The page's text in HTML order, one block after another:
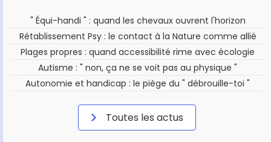
" Équi-handi " : quand les chevaux ouvrent l'horizon
Rétablissement Psy : le contact à la Nature comme allié
Plages propres : quand accessibilité rime avec écologie
Autisme : " non, ça ne se voit pas au physique "
Autonomie et handicap : le piège du " débrouille-toi "
Toutes les actus